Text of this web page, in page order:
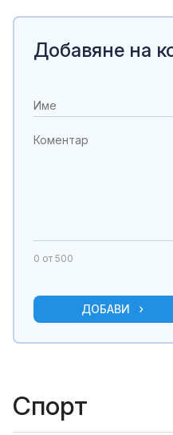
Добавяне на
0 от 500
ДОБАВИ
Спорт